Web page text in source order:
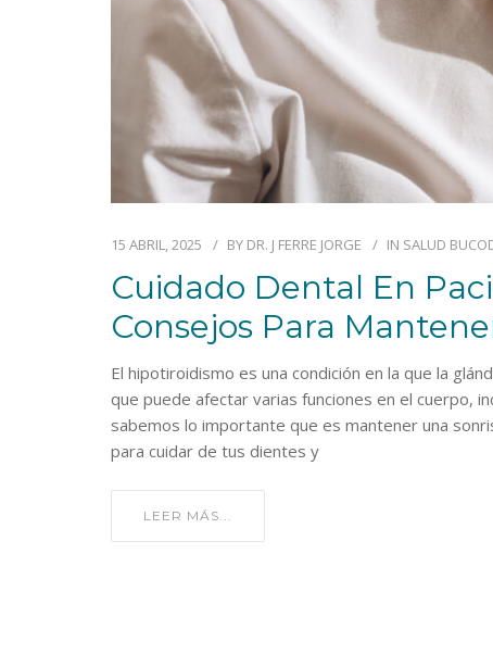
15 ABRIL, 2025 BY DR. J FERRE JORGE IN SALUD
Cuidado Dental En
Consejos Para
El hipotiroidismo es una condición en la que la
que puede afectar varias funciones en el cuerpo,
sabemos lo importante que es mantener una
para cuidar de tus dientes y
LEER MÁS...